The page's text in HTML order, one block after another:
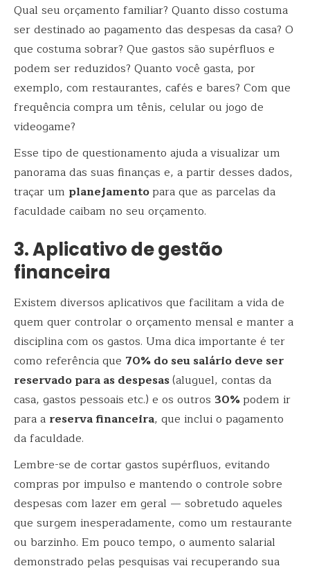
Qual seu orçamento familiar? Quanto disso costuma
ser destinado ao pagamento das despesas da casa? O
que costuma sobrar? Que gastos são supérfluos e
podem ser reduzidos? Quanto você gasta, por
exemplo, com restaurantes, cafés e bares? Com que
frequência compra um tênis, celular ou jogo de
videogame?
Esse tipo de questionamento ajuda a visualizar um
panorama das suas finanças e, a partir desses dados,
traçar um planejamentopara que as parcelas da
faculdade caibam no seu orçamento.
3. Aplicativo de gestão
financeira
Existem diversos aplicativos que facilitam a vida de
quem quer controlar o orçamento mensal e manter a
disciplina com os gastos. Uma dica importante é ter
como referência que 70% do seu salário deve ser
reservado para as despesas(aluguel, contas da
casa, gastos pessoais etc.) e os outros 30%podem ir
para a reserva financeira, que inclui o pagamento
da faculdade.
Lembre-se de cortar gastos supérfluos, evitando
compras por impulso e mantendo o controle sobre
despesas com lazer em geral — sobretudo aqueles
que surgem inesperadamente, como um restaurante
ou barzinho. Em pouco tempo, o aumento salarial
demonstrado pelas pesquisas vai recuperando sua